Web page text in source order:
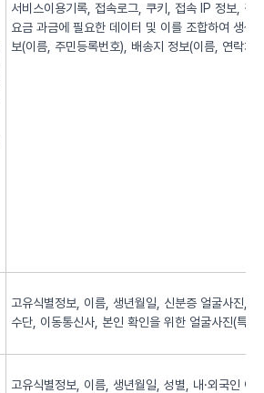
서비스이용기록, 접속로그, 쿠키, 접속 IP 정보, 결
요금 과금에 필요한 데이터 및 이를 조합하여 생
보(이름, 주민등록번호), 배송지 정보(이름, 연락처,
고유식별정보, 이름, 생년월일, 신분증 얼굴사진,
수단, 이동통신사, 본인 확인을 위한 얼굴사진(특징
고유식별정보, 이름, 생년월일, 성별, 내·외국인